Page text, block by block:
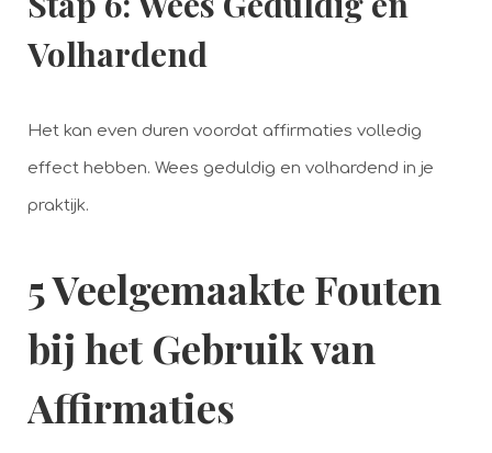
Volhardend
Het kan even duren voordat affirmaties volledig
effect hebben. Wees geduldig en volhardend in je
praktijk.
5 Veelgemaakte Fouten
bij het Gebruik van
Affirmaties